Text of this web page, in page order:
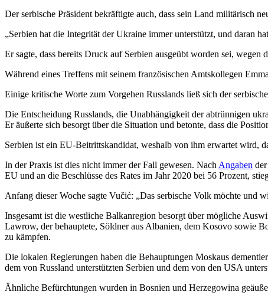
Der serbische Präsident bekräftigte auch, dass sein Land militärisch
„Serbien hat die Integrität der Ukraine immer unterstützt, und daran
Er sagte, dass bereits Druck auf Serbien ausgeübt worden sei,
Während eines Treffens mit seinem französischen Amtskollegen
Einige kritische Worte zum Vorgehen Russlands ließ sich der
Die Entscheidung Russlands, die Unabhängigkeit der abtrünnigen
Er äußerte sich besorgt über die Situation und betonte, dass die
Serbien ist ein EU-Beitrittskandidat, weshalb von ihm erwartet wird,
In der Praxis ist dies nicht immer der Fall gewesen. Nach Angaben
EU und an die Beschlüsse des Rates im Jahr 2020 bei 56 Prozent,
Anfang dieser Woche sagte Vučić: „Das serbische Volk möchte und
Insgesamt ist die westliche Balkanregion besorgt über mögliche
Lawrow, der behauptete, Söldner aus Albanien, dem Kosovo sowie
zu kämpfen.
Die lokalen Regierungen haben die Behauptungen Moskaus
dem von Russland unterstützten Serbien und dem von den USA
Ähnliche Befürchtungen wurden in Bosnien und Herzegowina